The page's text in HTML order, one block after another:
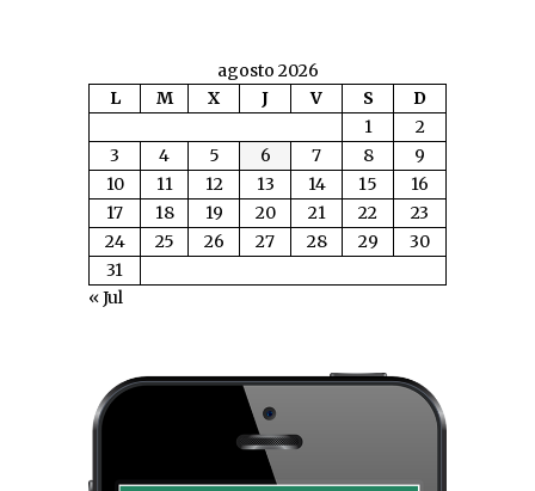
agosto 2026
L
M X J V S
D
1
2
3
4 5 6 7 8
9
10
11 12 13 14 15
16
17
18 19 20 21 22
23
24
25 26 27 28 29
30
31
« Jul